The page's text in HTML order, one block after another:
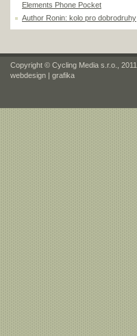
Elements Phone Pocket
Author Ronin: kolo pro dobrodruhy
Copyright © Cycling Media s.r.o., 2011
webdesign | grafika